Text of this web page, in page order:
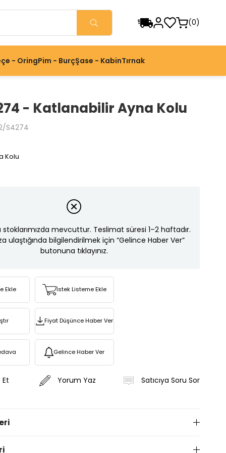
0
- OringPim - BurçŞase - KabinTırnak
- Katlanabilir Ayna Kolu
S4274
Kolu
stoklarımızda mevcuttur. Teslimat süresi 1–2 haftadır.
ulaştığında bilgilendirilmek için “Gelince Haber Ver”
butonuna tıklayınız.
Ekle İstek Listeme Ekle
Fiyat Düşünce Haber Ver
Gelince Haber Ver
Yorum Yaz Satıcıya Soru Sor